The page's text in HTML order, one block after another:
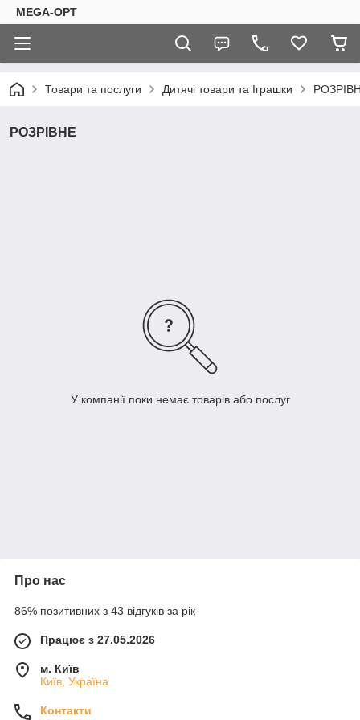
MEGA-OPT
Товари та послуги Дитячі товари та Іграшки
РОЗРІВНЕ
У компанії поки немає товарів або послуг
Про нас
86% позитивних з 43 відгуків за рік
Працює з 27.05.2026
м. Київ
Київ, Україна
Контакти